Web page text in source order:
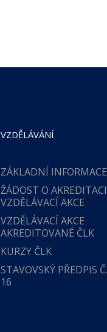
VZDĚLÁVÁNÍ
ZÁKLADNÍ INFORMACE
ŽÁDOST O AKREDITACI
VZDĚLÁVACÍ AKCE
VZDĚLÁVACÍ AKCE
AKREDITOVANÉ ČLK
KURZY ČLK
STAVOVSKÝ PŘEDPIS Č.
16